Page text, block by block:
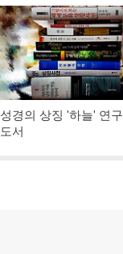
성경의 상징 '하늘' 연구
도서